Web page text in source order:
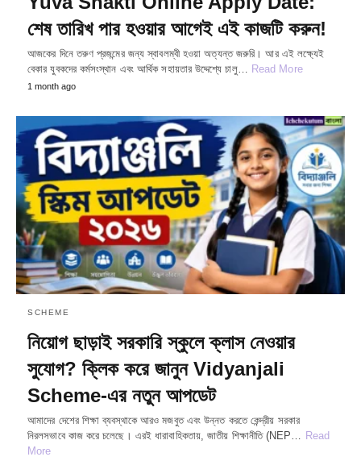
শেষ তারিখ পার হওয়ার আগেই এই কাজটি করুন!
আজকের দিনে তরুণ প্রজন্মের জন্য স্বাবলম্বী হওয়া অত্যন্ত জরুরি। আর এই লক্ষ্যেই
বেকার যুবকদের কর্মসংস্থান এবং আর্থিক সহায়তার উদ্দেশ্যে চালু…
Read More
1 month ago
SCHEME
নিয়োগ ছাড়াই সরকারি স্কুলে ক্লাস নেওয়ার
সুযোগ? ক্লিক করে জানুন Vidyanjali
Scheme-এর নতুন আপডেট
আমাদের দেশের শিক্ষা ব্যবস্থাকে আরও মজবুত এবং উন্নত করতে কেন্দ্রীয় সরকার
নিরলসভাবে কাজ করে চলেছে। এরই ধারাবাহিকতায়, জাতীয় শিক্ষানীতি (NEP… Read
More